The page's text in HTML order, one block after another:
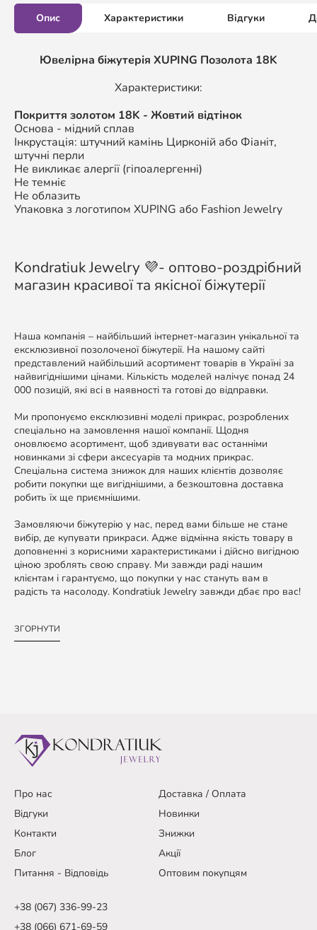
Опис Характеристики Відгуки
Ювелірна біжутерія XUPING Позолота 18K
Характеристики:
Покриття золотом 18K - Жовтий відтінок
Основа - мідний сплав
Інкрустація: штучний камінь Цирконій або Фіаніт,
штучні перли
Не викликає алергії (гіпоалергенні)
Не темніє
Не облазить
Упаковка з логотипом XUPING або Fashion Jewelry
Kondratiuk Jewelry 💜- оптово-роздрібний
магазин красивої та якісної біжутерії
Наша компанія – найбільший інтернет-магазин унікальної та
ексклюзивної позолоченої біжутерії. На нашому сайті
представлений найбільший асортимент товарів в Україні за
найвигіднішими цінами. Кількість моделей налічує понад 24
000 позицій, які всі в наявності та готові до відправки.
Ми пропонуємо ексклюзивні моделі прикрас, розроблених
спеціально на замовлення нашої компанії. Щодня
оновлюємо асортимент, щоб здивувати вас останніми
новинками зі сфери аксесуарів та модних прикрас.
Спеціальна система знижок для наших клієнтів дозволяє
робити покупки ще вигіднішими, а безкоштовна доставка
робить їх ще приємнішими.
Замовляючи біжутерію у нас, перед вами більше не стане
вибір, де купувати прикраси. Адже відмінна якість товару в
доповненні з корисними характеристиками і дійсно вигідною
ціною зроблять свою справу. Ми завжди раді нашим
клієнтам і гарантуємо, що покупки у нас стануть вам в
радість та насолоду. Kondratiuk Jewelry завжди дбає про вас!
ЗГОРНУТИ
Про нас
Доставка / Оплата
Відгуки
Новинки
Контакти
Знижки
Блог
Акції
Питання - Відповідь
Оптовим покупцям
+38 (067) 336-99-23
+38 (066) 671-69-59